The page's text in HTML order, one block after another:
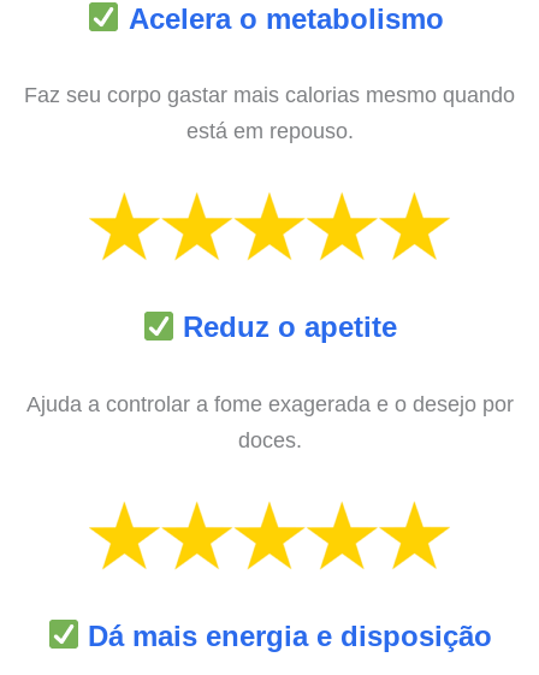
Acelera o metabolismo
Faz seu corpo gastar mais calorias mesmo quando
está em repouso.
Reduz o apetite
Ajuda a controlar a fome exagerada e o desejo por
doces.
Dá mais energia e disposição